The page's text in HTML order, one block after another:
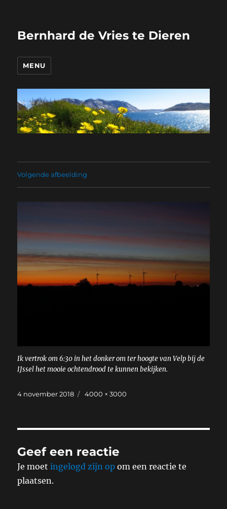
Bernhard de Vries te Dieren
MENU
Volgende afbeelding
Ik vertrok om 6:30 in het donker om ter hoogte van Velp bij de
IJssel het mooie ochtendrood te kunnen bekijken.
Geplaatst
4 november 2018
Volledige
4000 × 3000
Geef een reactie
Je moetingelogd zijn op om een reactie te
plaatsen.